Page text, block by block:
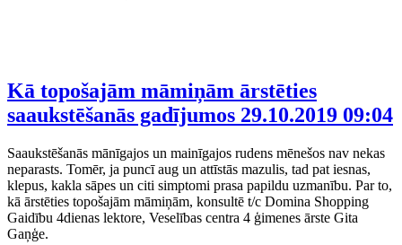
Kā topošajām māmiņām ārstēties
saaukstēšanās gadījumos 29.10.2019 09:04
Saaukstēšanās mānīgajos un mainīgajos rudens mēnešos nav nekas
neparasts. Tomēr, ja puncī aug un attīstās mazulis, tad pat iesnas,
klepus, kakla sāpes un citi simptomi prasa papildu uzmanību. Par to,
kā ārstēties topošajām māmiņām, konsultē t/c Domina Shopping
Gaidību 4dienas lektore, Veselības centra 4 ģimenes ārste Gita
Gaņģe.